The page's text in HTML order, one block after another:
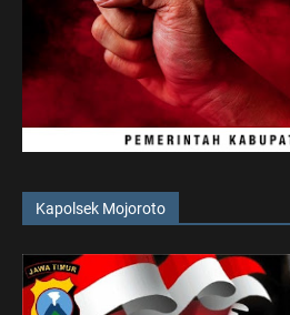
Kapolsek Mojoroto